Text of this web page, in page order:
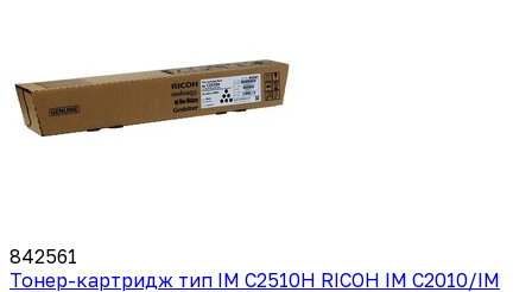
842561
Тонер-картридж тип IM C2510H RICOH IM C2010/IM